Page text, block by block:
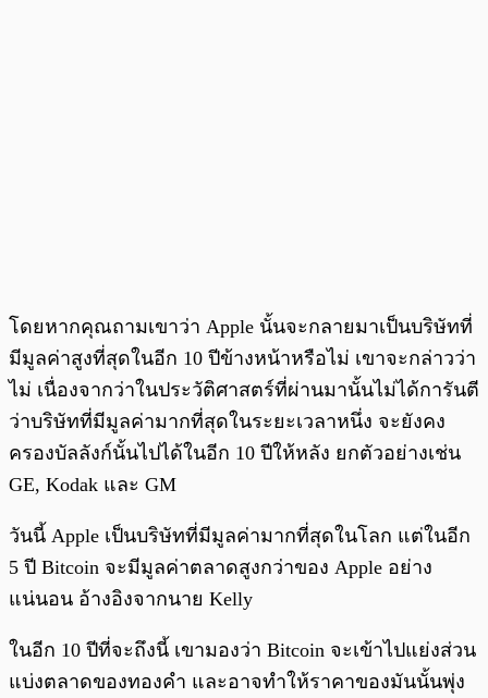
โดยหากคุณถามเขาว่า Apple นั้นจะกลายมาเป็นบริษัทที่
มีมูลค่าสูงที่สุดในอีก 10 ปีข้างหน้าหรือไม่ เขาจะกล่าวว่า
ไม่ เนื่องจากว่าในประวัติศาสตร์ที่ผ่านมานั้นไม่ได้การันตี
ว่าบริษัทที่มีมูลค่ามากที่สุดในระยะเวลาหนึ่ง จะยังคง
ครองบัลลังก์นั้นไปได้ในอีก 10 ปีให้หลัง ยกตัวอย่างเช่น
GE, Kodak และ GM
วันนี้ Apple เป็นบริษัทที่มีมูลค่ามากที่สุดในโลก แต่ในอีก
5 ปี Bitcoin จะมีมูลค่าตลาดสูงกว่าของ Apple อย่าง
แน่นอน อ้างอิงจากนาย Kelly
ในอีก 10 ปีที่จะถึงนี้ เขามองว่า Bitcoin จะเข้าไปแย่งส่วน
แบ่งตลาดของทองคำ และอาจทำให้ราคาของมันนั้นพุ่ง